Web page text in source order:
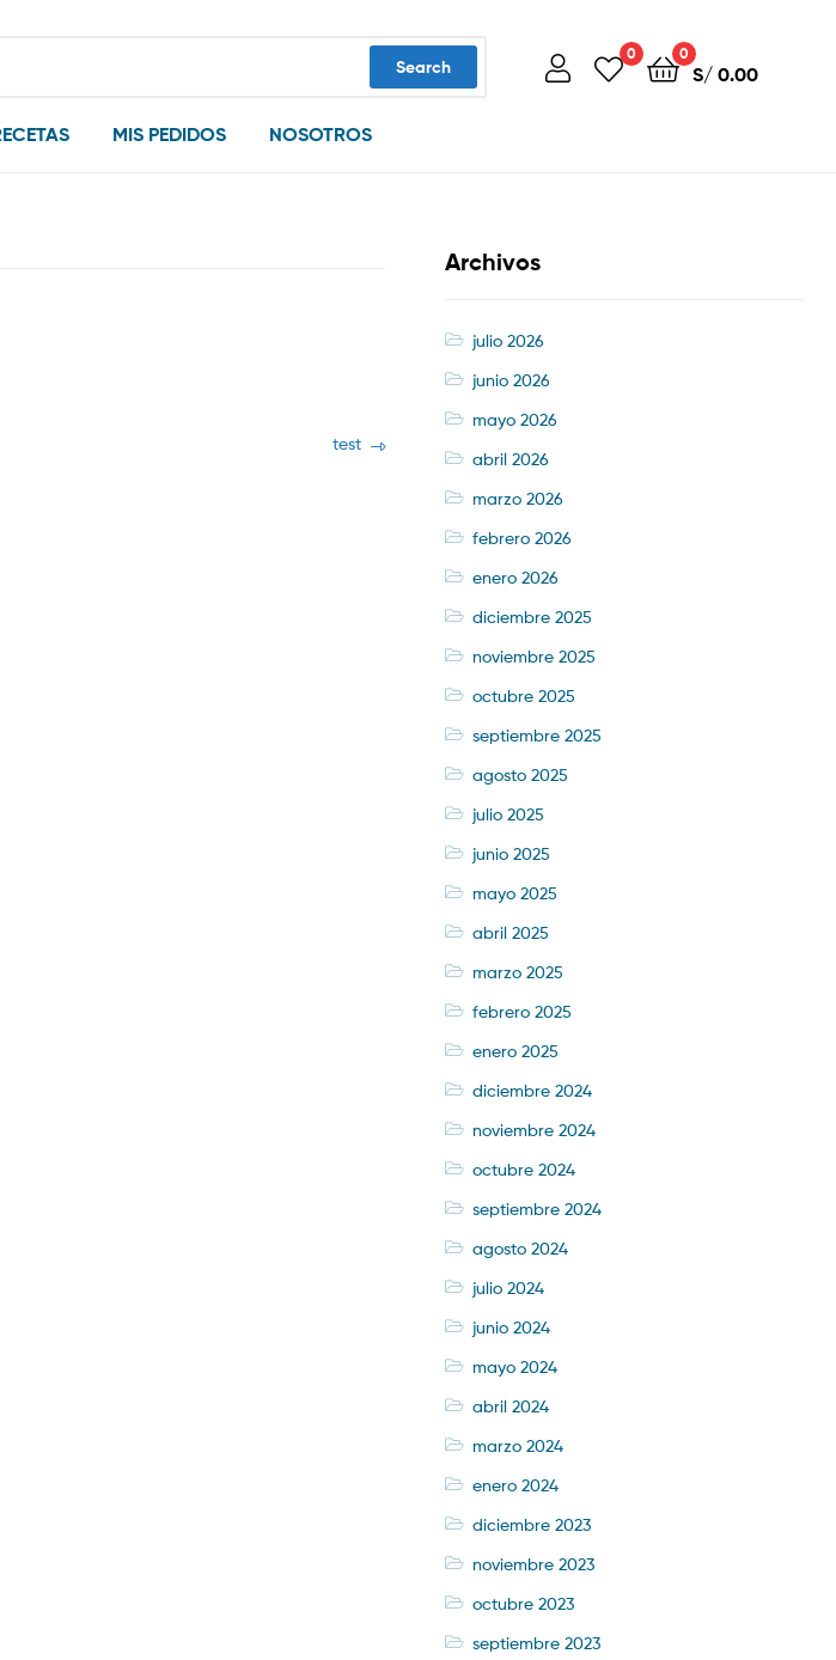
Search
0 0
S/0.00
MIS PEDIDOS NOSOTROS
Next
test
Archivos
julio 2026
junio 2026
mayo 2026
abril 2026
marzo 2026
febrero 2026
enero 2026
diciembre 2025
noviembre 2025
octubre 2025
septiembre 2025
agosto 2025
julio 2025
junio 2025
mayo 2025
abril 2025
marzo 2025
febrero 2025
enero 2025
diciembre 2024
noviembre 2024
octubre 2024
septiembre 2024
agosto 2024
julio 2024
junio 2024
mayo 2024
abril 2024
marzo 2024
enero 2024
diciembre 2023
noviembre 2023
octubre 2023
septiembre 2023